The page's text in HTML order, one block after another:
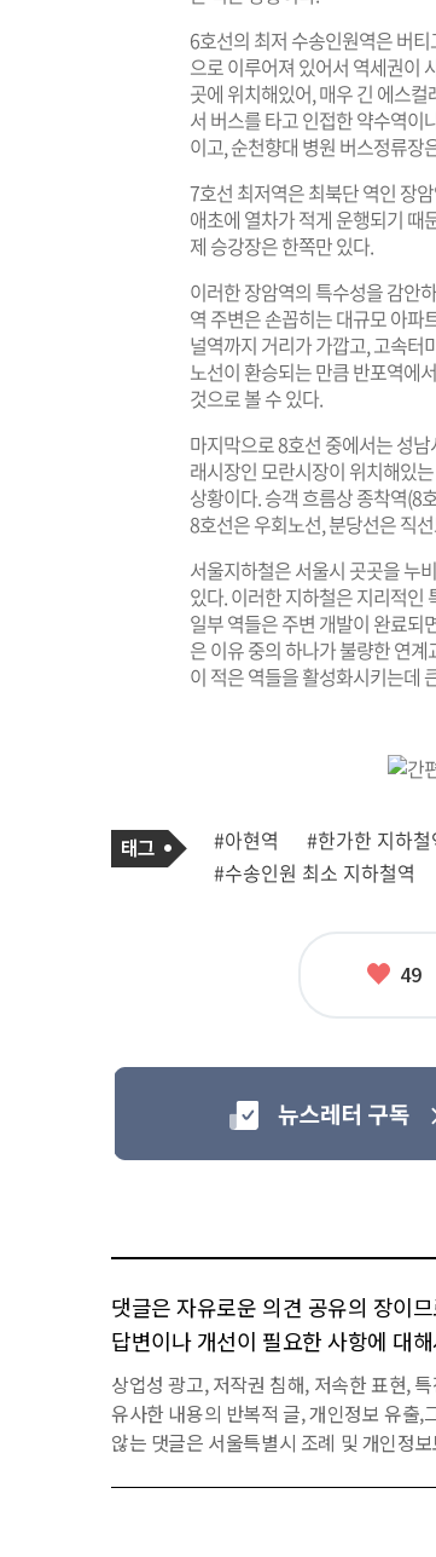
6호선의 최저 수송인원역은 버
으로 이루어져 있어서 역세권이
곳에 위치해있어, 매우 긴 에스
서 버스를 타고 인접한 약수역이
이고, 순천향대 병원 버스정류장
7호선 최저역은 최북단 역인 장
애초에 열차가 적게 운행되기 때
제 승강장은 한쪽만 있다.
이러한 장암역의 특수성을 감안
역 주변은 손꼽히는 대규모 아파
널역까지 거리가 가깝고, 고속터
노선이 환승되는 만큼 반포역에
것으로 볼 수 있다.
마지막으로 8호선 중에서는 성
래시장인 모란시장이 위치해있
상황이다. 승객 흐름상 종착역(8
8호선은 우회노선, 분당선은 직
서울지하철은 서울시 곳곳을 누
있다. 이러한 지하철은 지리적인
일부 역들은 주변 개발이 완료되
은 이유 중의 하나가 불량한 연
이 적은 역들을 활성화시키는데
사
관
련
태
그
#아현역 #한가한 지하철
#수송인원 최소 지하철역
좋
49
댓글은 자유로운 의견 공유의 장이
답변이나 개선이 필요한 사항에 대
상업성 광고, 저작권 침해, 저속한 표현,
유사한 내용의 반복적 글, 개인정보 유출,
않는 댓글은 서울특별시 조례 및 개인정